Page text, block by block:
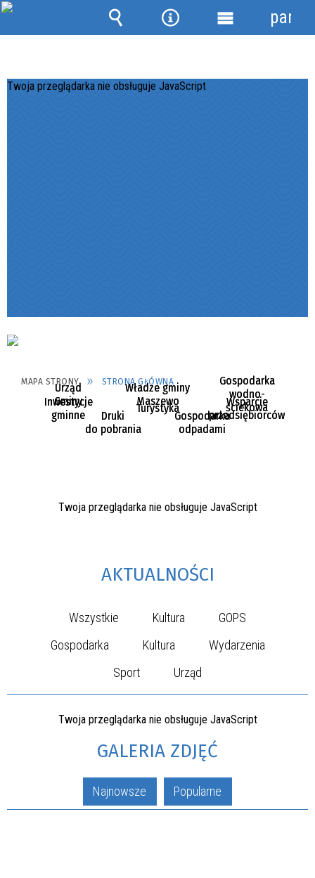
Twoja przeglądarka nie obsługuje JavaScript
MAPA STRONY STRONA GŁÓWNA
Urząd
Gminy
Władze gminy
Maszewo
Gospodarka
wodno-
ściekowa
Inwestycje
gminne
Turystyka
Wsparcie
przedsiębiorców
Druki
do pobrania
Gospodarka
odpadami
Twoja przeglądarka nie obsługuje JavaScript
AKTUALNOŚCI
Wszystkie Kultura
GOPS
Gospodarka
Kultura
Wydarzenia
Sport
Urząd
Twoja przeglądarka nie obsługuje JavaScript
GALERIA ZDJĘĆ
Najnowsze Popularne
Wyszukiwarka
NarzędziaMenu
panel